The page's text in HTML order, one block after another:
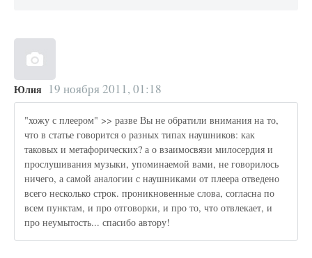
Юлия 19 ноября 2011, 01:18
"хожу с плеером" >> разве Вы не обратили внимания на то,
что в статье говорится о разных типах наушников: как
таковых и метафорических? а о взаимосвязи милосердия и
прослушивания музыки, упоминаемой вами, не говорилось
ничего, а самой аналогии с наушниками от плеера отведено
всего несколько строк. проникновенные слова, согласна по
всем пунктам, и про отговорки, и про то, что отвлекает, и
про неумытость... спасибо автору!